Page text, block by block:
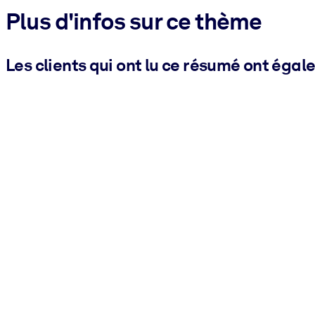
Plus d'infos sur ce thème
Les clients qui ont lu ce résumé ont